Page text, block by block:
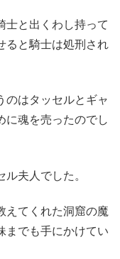
士と出くわし持って
ると騎士は処刑され
のはタッセルとギャ
に魂を売ったのでし
夫人でした。
えてくれた洞窟の魔
までも手にかけてい